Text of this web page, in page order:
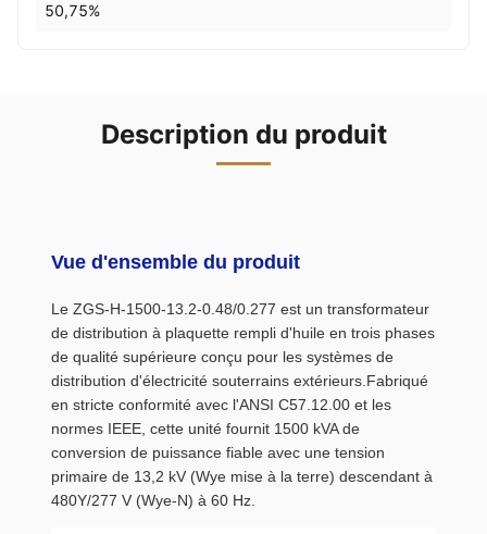
50,75%
Description du produit
Vue d'ensemble du produit
Le ZGS-H-1500-13.2-0.48/0.277 est un transformateur
de distribution à plaquette rempli d'huile en trois phases
de qualité supérieure conçu pour les systèmes de
distribution d'électricité souterrains extérieurs.Fabriqué
en stricte conformité avec l'ANSI C57.12.00 et les
normes IEEE, cette unité fournit 1500 kVA de
conversion de puissance fiable avec une tension
primaire de 13,2 kV (Wye mise à la terre) descendant à
480Y/277 V (Wye-N) à 60 Hz.